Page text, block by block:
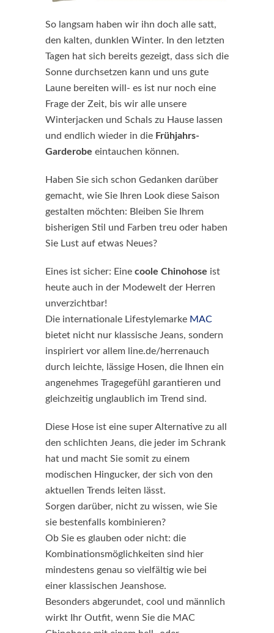
So langsam haben wir ihn doch alle satt,
den kalten, dunklen Winter. In den letzten
Tagen hat sich bereits gezeigt, dass sich die
Sonne durchsetzen kann und uns gute
Laune bereiten will- es ist nur noch eine
Frage der Zeit, bis wir alle unsere
Winterjacken und Schals zu Hause lassen
und endlich wieder in die Frühjahrs-
Garderobe eintauchen können.
Haben Sie sich schon Gedanken darüber
gemacht, wie Sie Ihren Look diese Saison
gestalten möchten: Bleiben Sie Ihrem
bisherigen Stil und Farben treu oder haben
Sie Lust auf etwas Neues?
Eines ist sicher: Eine coole Chinohose ist
heute auch in der Modewelt der Herren
unverzichtbar!
Die internationale Lifestylemarke MAC
bietet nicht nur klassische Jeans, sondern
inspiriert vor allem line.de/herrenauch
durch leichte, lässige Hosen, die Ihnen ein
angenehmes Tragegefühl garantieren und
gleichzeitig unglaublich im Trend sind.
Diese Hose ist eine super Alternative zu all
den schlichten Jeans, die jeder im Schrank
hat und macht Sie somit zu einem
modischen Hingucker, der sich von den
aktuellen Trends leiten lässt.
Sorgen darüber, nicht zu wissen, wie Sie
sie bestenfalls kombinieren?
Ob Sie es glauben oder nicht: die
Kombinationsmöglichkeiten sind hier
mindestens genau so vielfältig wie bei
einer klassischen Jeanshose.
Besonders abgerundet, cool und männlich
wirkt Ihr Outfit, wenn Sie die MAC